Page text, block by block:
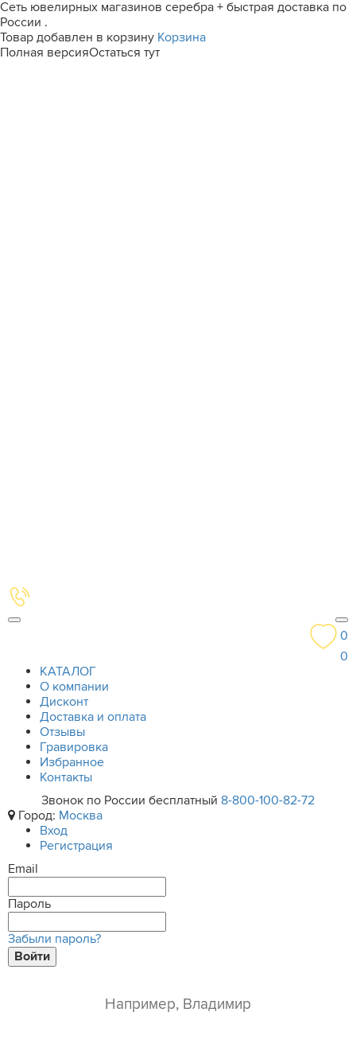
Сеть ювелирных магазинов серебра + быстрая доставка по
России .
Товар добавлен в корзину Корзина
Полная версияОстаться тут
0
0
КАТАЛОГ
О компании
Дисконт
Доставка и оплата
Отзывы
Гравировка
Избранное
Контакты
Звонок по России бесплатный 8-800-100-82-72
Город: Москва
Вход
Регистрация
Email
Пароль
Забыли пароль?
Войти